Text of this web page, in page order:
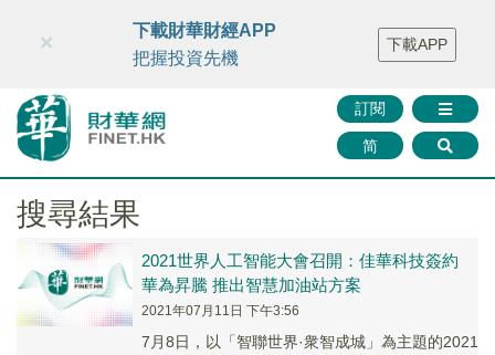
財華智庫網 FINTV FINMETA 財華證券 媒體矩陣
智庫沙龍
聯絡我們
訂閱
简
×
下載財華財經APP
把握投資先機
下載APP
搜尋結果
2021世界人工智能大會召開：佳華科技簽約
華為昇騰 推出智慧加油站方案
2021年07月11日 下午3:56
7月8日，以「智聯世界·衆智成城」為主題的2021